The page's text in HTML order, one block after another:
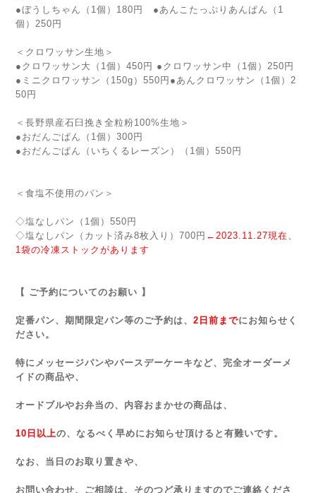
●ぼうしちゃん（1個）180円 ●あんこたっぷりあんぱん（1
個）250円
＜クロワッサン生地＞
●クロワッサン大（1個）450円 ●クロワッサン中（1個）250円
●ミニクロワッサン（150g）550円●あんクロワッサン（1個）2
50円
＜長野県産石臼挽き全粒粉100%生地＞
●おだんごぱん（1個）300円
●おだんごぱん（いちくるレーズン）（1個）550円
＜食塩不使用のパン＞
◇塩なしパン（1個）550円
◇塩なしパン（カット済み8枚入り）700円 ←2023.11.27現在、
1袋の冷凍ストックがあります
【 ご予約についてのお願い 】
定番パン、期間限定パン等のご予約は、 2日前までにお知らせく
ださい。
特にメッセージパンやバースデーケーキなど、完全オーダーメ
イドの商品や、
オードブルやお弁当の、内容おまかせの商品は、
10日以上の、なるべく早めにお知らせ頂けると有難いです。
なお、当日のお取り置きや、
お問い合わせ、ご相談は、そのつど承りますのでご連絡くださ